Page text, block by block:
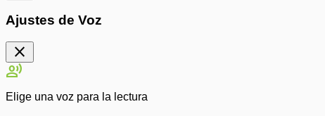
Ajustes de Voz
close
record_voice_over
Elige una voz para la lectura